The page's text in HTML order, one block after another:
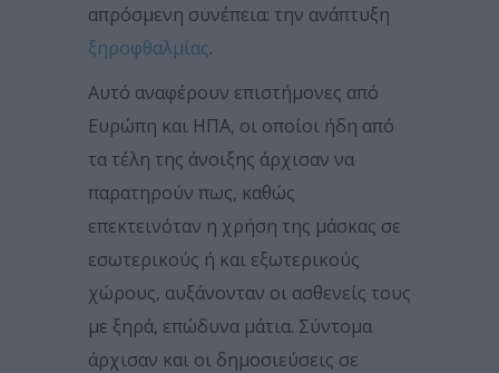
απρόσμενη συνέπεια: την ανάπτυξη
ξηροφθαλμίας.
Αυτό αναφέρουν επιστήμονες από
Ευρώπη και ΗΠΑ, οι οποίοι ήδη από
τα τέλη της άνοιξης άρχισαν να
παρατηρούν πως, καθώς
επεκτεινόταν η χρήση της μάσκας σε
εσωτερικούς ή και εξωτερικούς
χώρους, αυξάνονταν οι ασθενείς τους
με ξηρά, επώδυνα μάτια. Σύντομα
άρχισαν και οι δημοσιεύσεις σε